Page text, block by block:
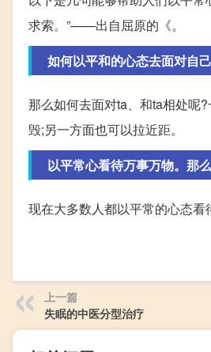
求索。”——出自屈原的《。
如何以平和的心态去面对自
那么如何去面对ta、和ta相处呢
毁;另一方面也可以拉近距。
以平常心看待万事万物。那
现在大多数人都以平常的心态看
上一篇
失眠的中医分型治疗